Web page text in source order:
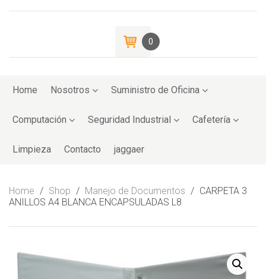
0
toHome Nosotros Suministro de Oficina
Computación Seguridad Industrial Cafetería
Limpieza Contacto jaggaer
Home / Shop / Manejo de Documentos / CARPETA 3
ANILLOS A4 BLANCA ENCAPSULADAS L8